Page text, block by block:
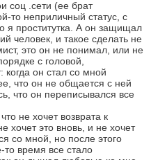
соц .сети (ее брат
то неприличный статус, с
я проститутка. А он защищал
человек, и такое сделать не
это он не понимал, или не
с головой,
он стал со мной
что он не общается с ней
что он переписывался все
не хочет возврата к
хочет это вновь, и не хочет
со мной, но после этого
то время все стало